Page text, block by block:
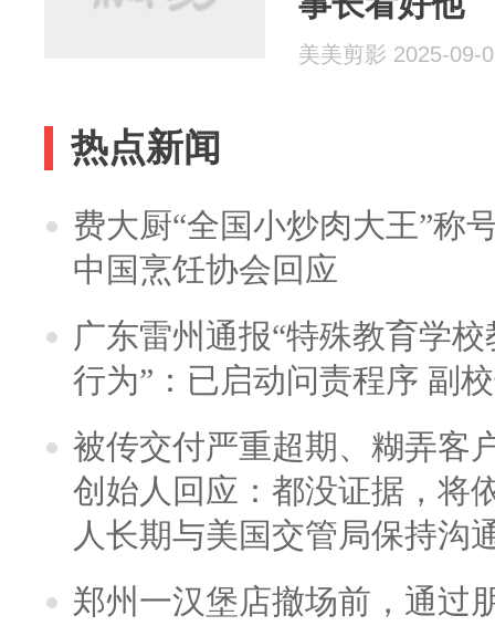
美美剪影 2025-09-
热点新闻
费大厨“全国小炒肉大王”称
中国烹饪协会回应
广东雷州通报“特殊教育学
行为”：已启动问责程序 副
被传交付严重超期、糊弄客
创始人回应：都没证据，将
人长期与美国交管局保持沟
郑州一汉堡店撤场前，通过